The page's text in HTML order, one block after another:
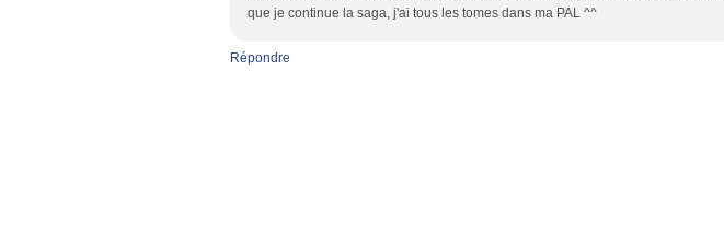
que je continue la saga, j'ai tous les tomes dans ma PAL ^^
Répondre